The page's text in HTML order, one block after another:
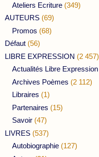
Ateliers Ecriture (349)
AUTEURS (69)
Promos (68)
Défaut (56)
LIBRE EXPRESSION (2 457)
Actualités Libre Expression
Archives Poèmes (2 112)
Libraires (1)
Partenaires (15)
Savoir (47)
LIVRES (537)
Autobiographie (127)